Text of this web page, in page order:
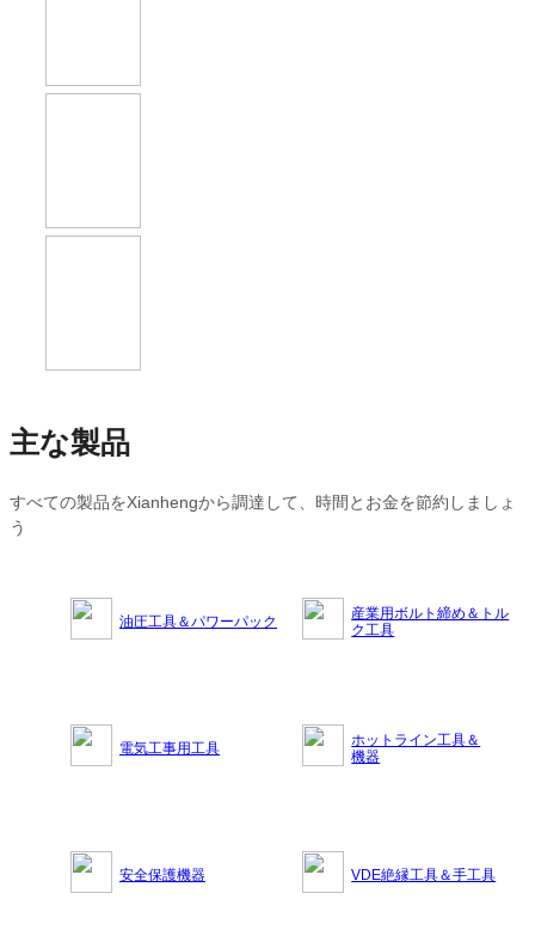
主な製品
すべての製品をXianhengから調達して、時間とお金を節約しましょ
う
油圧工具＆パワーパック
産業用ボルト締め＆トル
ク工具
電気工事用工具
ホットライン工具＆
機器
安全保護機器 VDE絶縁工具＆手工具